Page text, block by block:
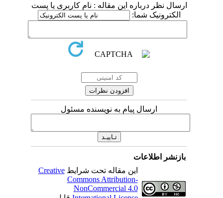
ارسال نظر درباره این مقاله : نام کاربری یا پست
الکترونیک شما:
ارسال پیام به نویسنده مسئول
بازنشر اطلاعات
این مقاله تحت شرایطCreative
Commons Attribution-
NonCommercial 4.0